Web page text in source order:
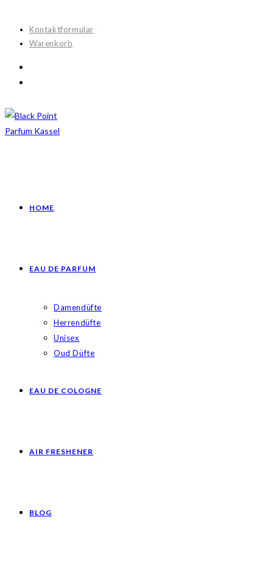
Inhalt
springen
Kontaktformular
Warenkorb
HOME
EAU DE PARFUM
Damendüfte
Herrendüfte
Unisex
Oud Düfte
EAU DE COLOGNE
AIR FRESHENER
BLOG